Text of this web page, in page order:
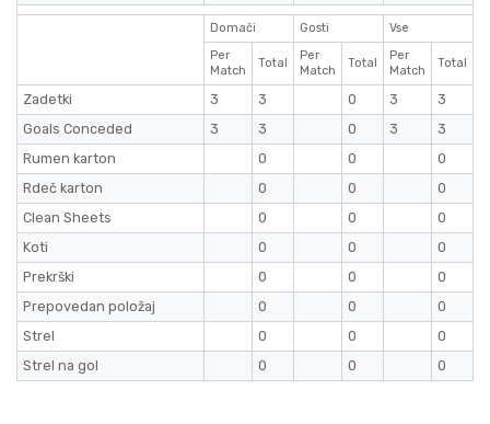
Domači Gosti
Vse
Per
Match
Total
Per
Match
Total
Per
Match
Total
Zadetki 3 3 0 3
3
Goals Conceded
3 3 0 3
3
Rumen karton
0 0
0
Rdeč karton
0 0
0
Clean Sheets
0 0
0
Koti
0 0
0
Prekrški
0 0
0
Prepovedan položaj
0 0
0
Strel
0 0
0
Strel na gol
0 0 0